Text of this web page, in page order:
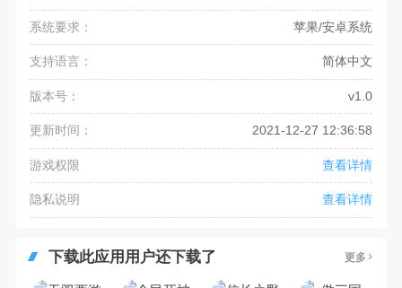
系统要求： 苹果/安卓系统
支持语言： 简体中文
版本号： v1.0
更新时间： 2021-12-27 12:36:58
游戏权限 查看详情
隐私说明 查看详情
下载此应用用户还下载了 更多